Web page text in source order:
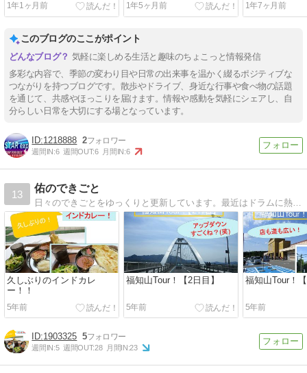
1年1ヶ月前 1年5ヶ月前 1年7ヶ月前
このブログのここがポイント
気軽に楽しめる生活と趣味のちょこっと情報発信
多彩な内容で、季節の変わり目や日常の出来事を温かく綴るポジティブな
つながりを持つブログです。散歩やドライブ、身近な行事や食べ物の話題
を通じて、共感やほっこりを届けます。情報や感動を気軽にシェアし、自
分らしい日常を大切にする場となっています。
1218888 2
週間IN:6 週間OUT:6 月間IN:6
13
佑のできごと
日々のできごとをゆっくりと更新しています。最近はドラムに熱中！気軽に見てください。
久しぶりのインドカレ
ー！！
5年前
福知山Tour！【2日目】
5年前
福知山Tour！
5年前
1903325 5
週間IN:5 週間OUT:28 月間IN:23